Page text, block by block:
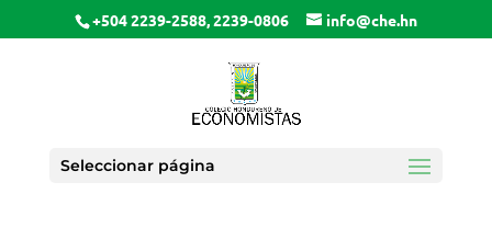
+504 2239-2588, 2239-0806 info@che.hn
Seleccionar página